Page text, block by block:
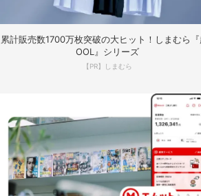
累計販売数1700万枚突破の大ヒット！しまむら
OOL』シリーズ
【PR】しまむら